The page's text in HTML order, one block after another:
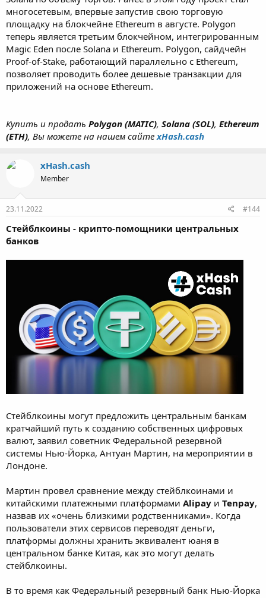
многосетевым, впервые запустив свою торговую
площадку на блокчейне Ethereum в августе. Polygon
теперь является третьим блокчейном, интегрированным
Magic Eden после Solana и Ethereum. Polygon, сайдчейн
Proof-of-Stake, работающий параллельно с Ethereum,
позволяет проводить более дешевые транзакции для
приложений на основе Ethereum.
Купить и продать Polygon (MATIC), Solana (SOL), Ethereum
(ETH), Вы можете на нашем сайте xHash.cash
xHash.cash
Member
23.11.2022 #144
Стейблкоины - крипто-помощники центральных
банков
Стейблкоины могут предложить центральным банкам
кратчайший путь к созданию собственных цифровых
валют, заявил советник Федеральной резервной
системы Нью-Йорка, Антуан Мартин, на мероприятии в
Лондоне.
Мартин провел сравнение между стейблкоинами и
китайскими платежными платформами Alipay и Tenpay,
назвав их «очень близкими родственниками». Когда
пользователи этих сервисов переводят деньги,
платформы должны хранить эквивалент юаня в
центральном банке Китая, как это могут делать
стейблкоины.
В то время как Федеральный резервный банк Нью-Йорка